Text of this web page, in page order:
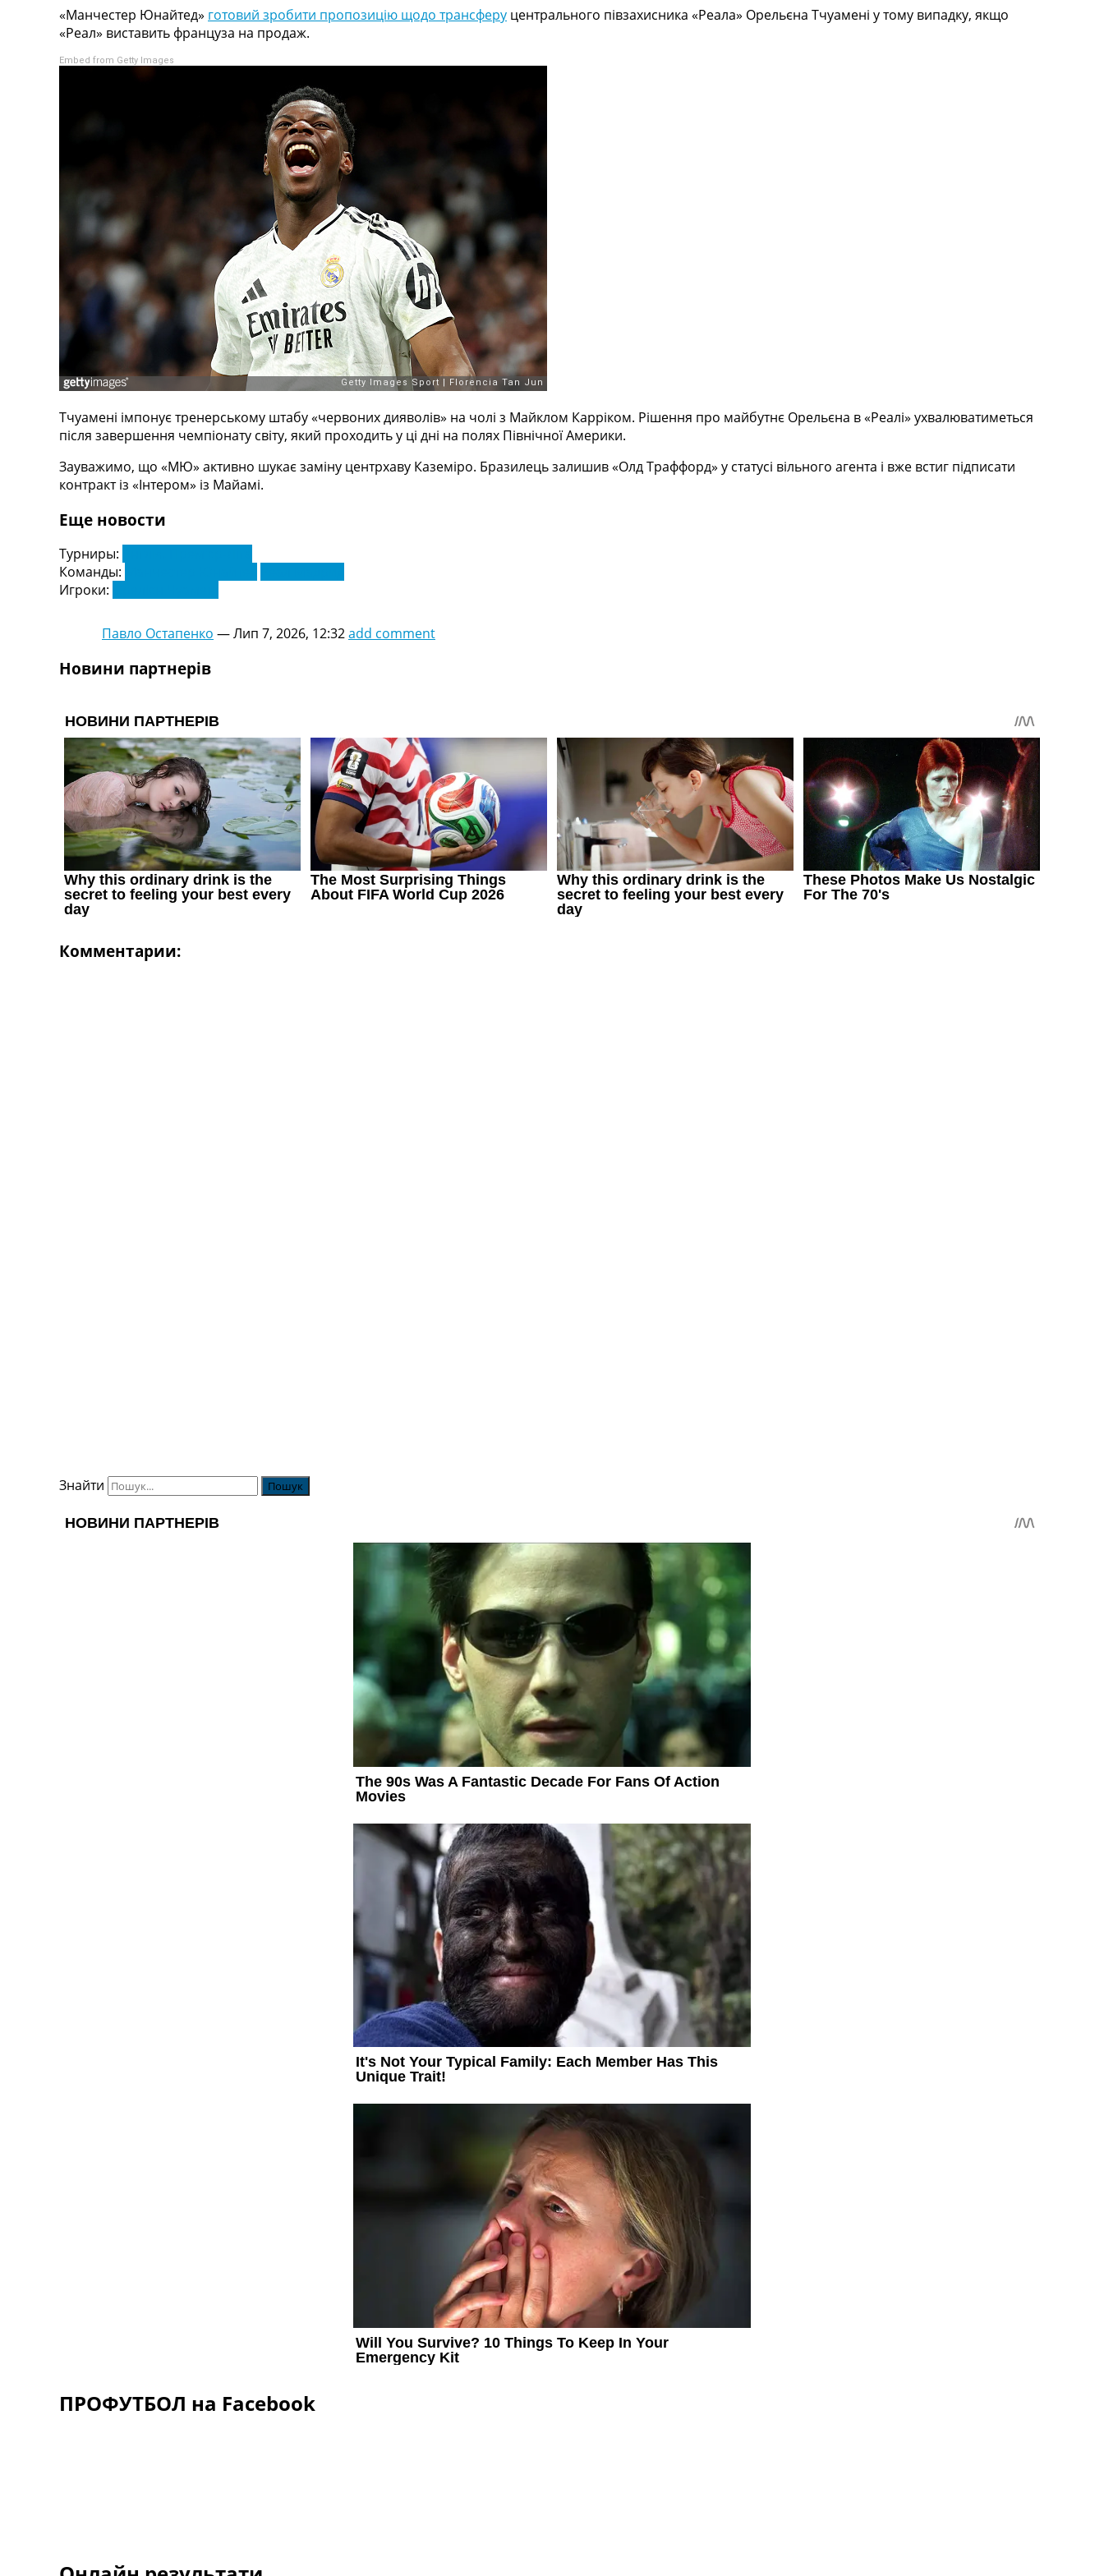
Турніри
Чемпіонат Світу
Україна. Прем’єр-Ліга
Україна. Перша Ліга
Чемпіонат Світу. Турнирні таблиці
Таблиця УПЛ
Перша Ліга
Таблиця АПЛ
Таблиця Ла Ліги
Таблиця Ліги Чемпіонів
Всі таблиці >>>
Рейтинги
Рейтинг країн УЄФА
Рейтинг клубів УЄФА
Рейтинг ФІФА
Телепрограма
UA
Categories
Новини футболу
Логін
Рейтінги
Колективний прогноз
Чемпіонат Світу
Україна. Прем’єр-Ліга
Україна. Перша Ліга
Ліга Чемпіонів
Англія. Прем’єр-Ліга
Іспанія. Ла Ліга
Ще Турніри >>>
Таблиці
Чемпіонат Світу. Турнирні таблиці
Таблиця УПЛ
Перша Ліга
Таблиця Ліги Чемпіонів
Всі таблиці >>>
«Манчестер Юнайтед» готовий зробити пропозицію щодо трансферу центрального півзахисника «Реала» Орельєна Тчуамені у тому випадку, якщо
«Реал» виставить француза на продаж.
Embed from Getty Images
Тчуамені імпонує тренерському штабу «червоних дияволів» на чолі з Майклом Карріком. Рішення про майбутнє Орельєна в «Реалі» ухвалюватиметься
після завершення чемпіонату світу, який проходить у ці дні на полях Північної Америки.
Зауважимо, що «МЮ» активно шукає заміну центрхаву Каземіро. Бразилець залишив «Олд Траффорд» у статусі вільного агента і вже встиг підписати
контракт із «Інтером» із Майамі.
Еще новости
Турниры:
Команды:
Игроки:
Павло Остапенко —Лип 7, 2026, 12:32add comment
Новини партнерів
Комментарии:
Знайти
ПРОФУТБОЛ на Facebook